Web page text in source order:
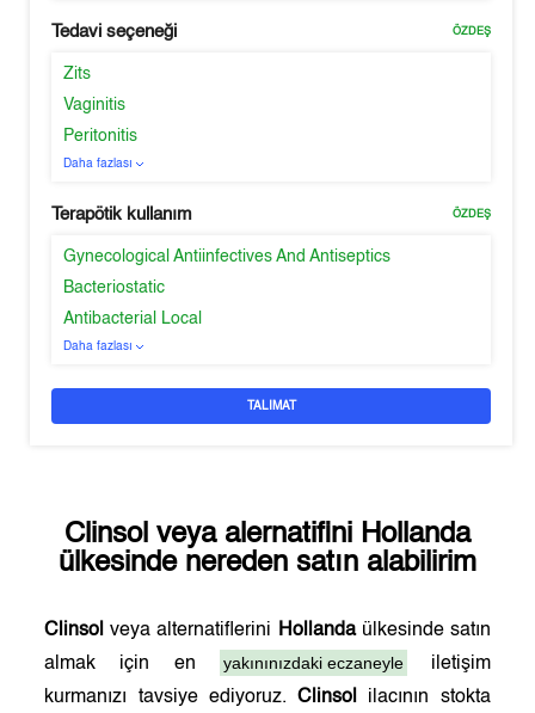
Tedavi seçeneği ÖZDEŞ
Zits
Vaginitis
Peritonitis
Daha fazlası
Terapötik kullanım ÖZDEŞ
Gynecological Antiinfectives And Antiseptics
Bacteriostatic
Antibacterial Local
Daha fazlası
TALIMAT
Clinsol veya alernatifini Hollanda
ülkesinde nereden satın alabilirim
Clinsol veya alternatiflerini Hollandaülkesinde satın
almak için en
yakınınızdaki eczaneyle
iletişim
kurmanızı tavsiye ediyoruz.Clinsol ilacının stokta